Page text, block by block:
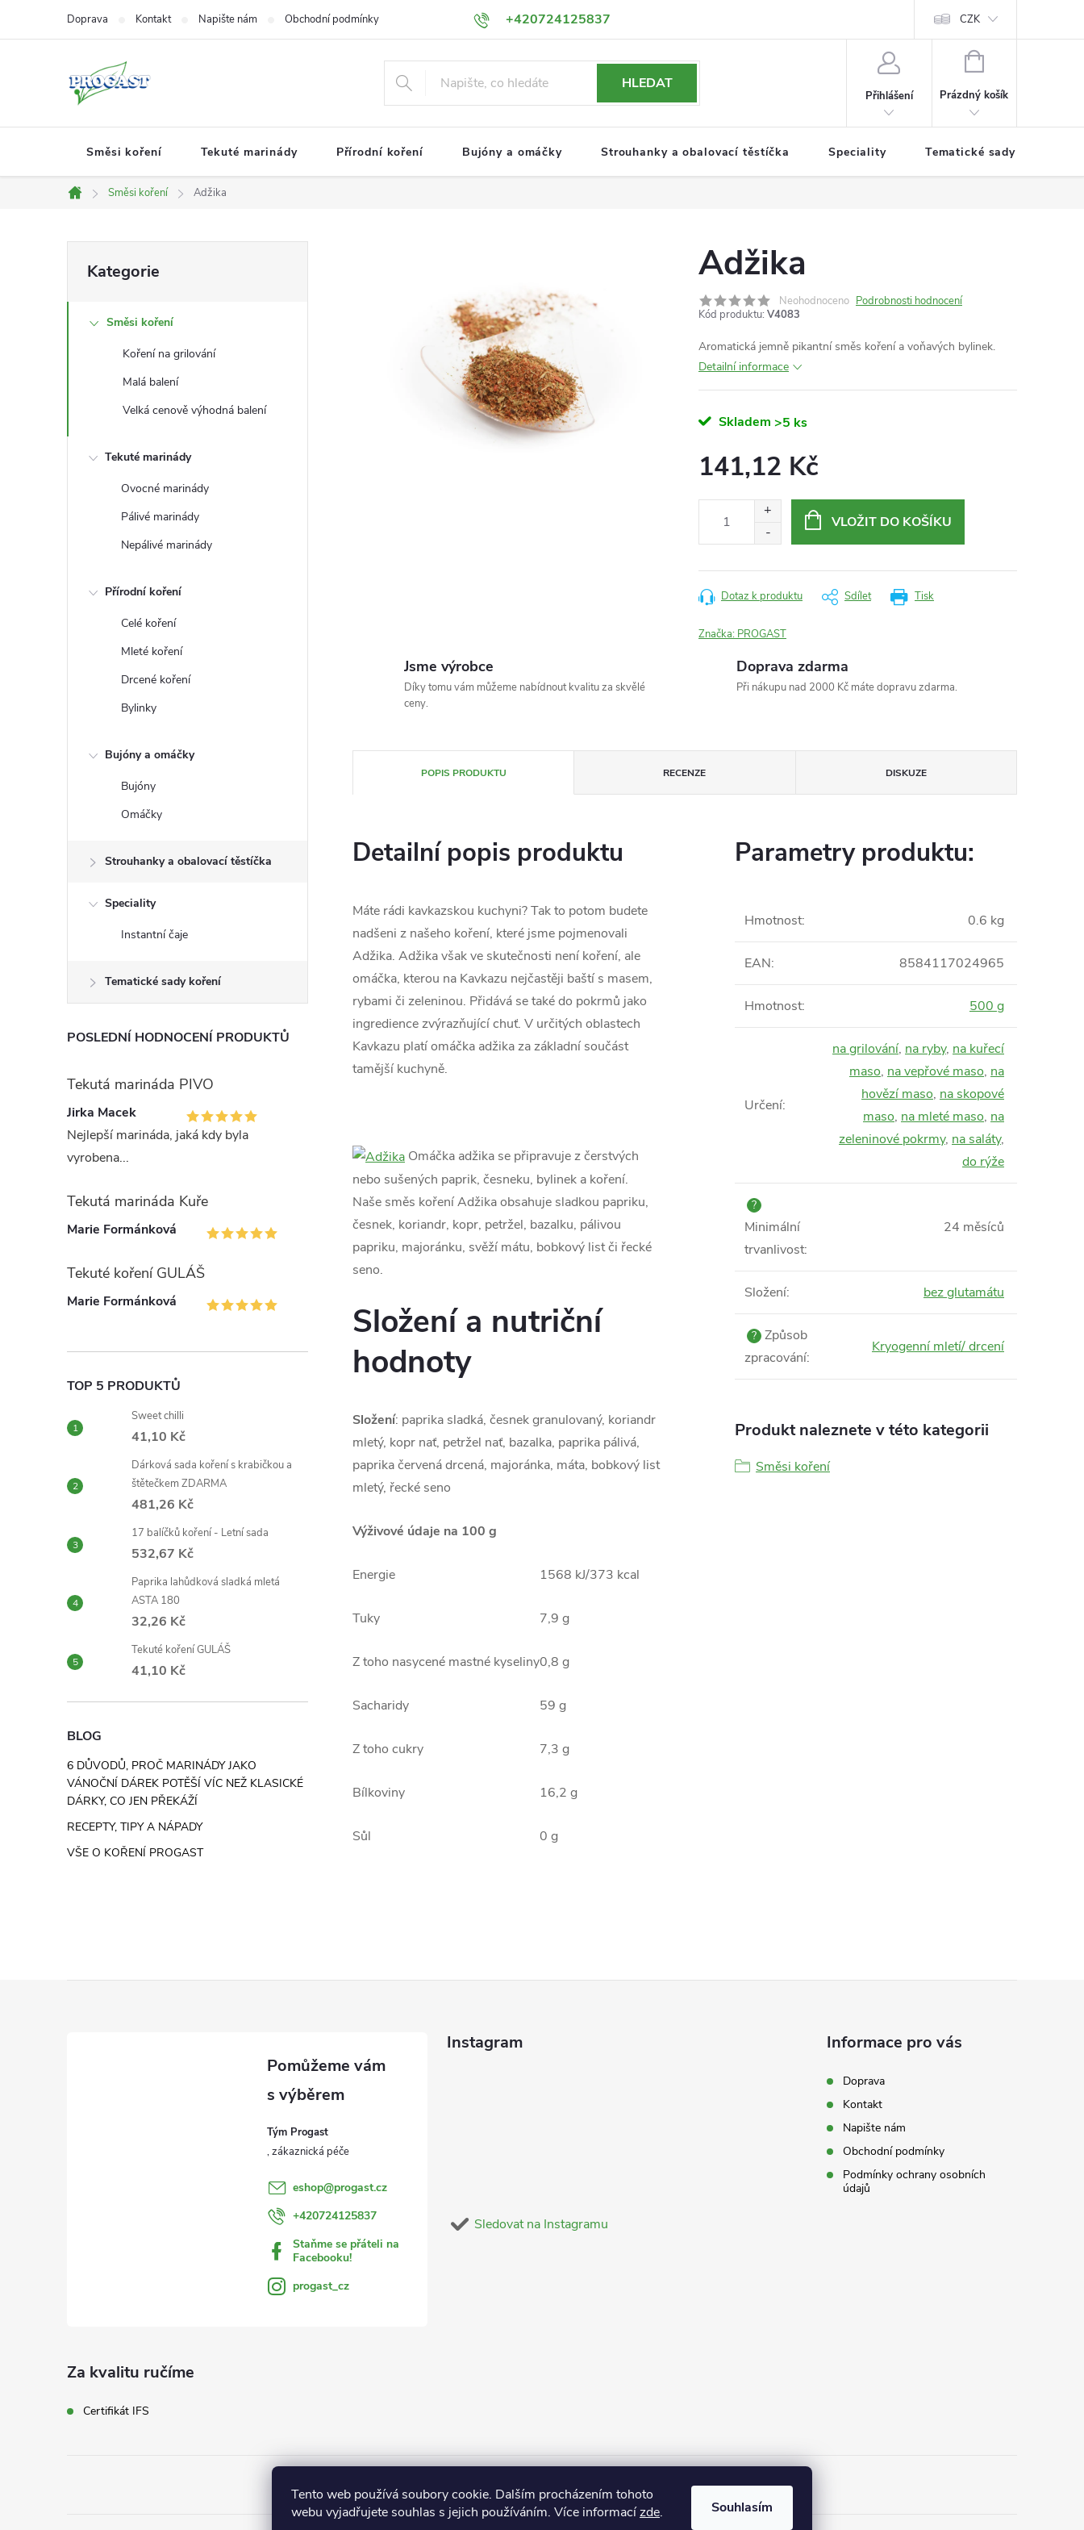
Tento web používá soubory cookie. Dalším procházením tohoto
webu vyjadřujete souhlas s jejich používáním. Více informacízde. Souhlasím
+420724125837
Doprava Kontakt Napište nám Obchodní podmínky Podmínky ochrany osobních údajů CZK
HLEDAT
Přihlášení
NÁKUPNÍ
Prázdný košík
Směsi koření Tekuté marinády Přírodní koření Bujóny a omáčky Strouhanky a obalovací těstíčka Speciality Tematické sady koření
Domů
Směsi koření Adžika
o
kategorie
Kategorie
Směsi koření
Koření na grilování
Malá balení
Velká cenově výhodná balení
Tekuté marinády
Ovocné marinády
Pálivé marinády
Nepálivé marinády
Přírodní koření
Celé koření
Mleté koření
Drcené koření
Bylinky
Bujóny a omáčky
Bujóny
Omáčky
Strouhanky a obalovací těstíčka
Speciality
Instantní čaje
Tematické sady koření
POSLEDNÍ HODNOCENÍ PRODUKTŮ
Tekutá marináda PIVO
Jirka Macek
Nejlepší marináda, jaká kdy byla
vyrobena...
Tekutá marináda Kuře
Marie Formánková
Tekuté koření GULÁŠ
Marie Formánková
TOP 5 PRODUKTŮ
Sweet chilli
41,10 Kč
Dárková sada koření s krabičkou a
štětečkem ZDARMA
481,26 Kč
17 balíčků koření - Letní sada
532,67 Kč
Paprika lahůdková sladká mletá
ASTA 180
32,26 Kč
Tekuté koření GULÁŠ
41,10 Kč
BLOG
6 DŮVODŮ, PROČ MARINÁDY JAKO
VÁNOČNÍ DÁREK POTĚŠÍ VÍC NEŽ KLASICKÉ
DÁRKY, CO JEN PŘEKÁŽÍ
RECEPTY, TIPY A NÁPADY
VŠE O KOŘENÍ PROGAST
Adžika
Neohodnoceno Podrobnosti hodnocení
Kód produktu: V4083
Aromatická jemně pikantní směs koření a voňavých bylinek.
Detailní informace
Skladem >5 ks
141,12 Kč
VLOŽIT DO KOŠÍKU
Tisk
Dotaz k produktu Sdílet
Značka: PROGAST
Jsme výrobce
Díky tomu vám můžeme nabídnout kvalitu za skvělé
ceny.
Doprava zdarma
Při nákupu nad 2000 Kč máte dopravu zdarma.
POPIS PRODUKTU RECENZE DISKUZE
Detailní popis produktu
Máte rádi kavkazskou kuchyni? Tak to potom budete
nadšeni z našeho koření, které jsme pojmenovali
Adžika. Adžika však ve skutečnosti není koření, ale
omáčka, kterou na Kavkazu nejčastěji baští s masem,
rybami či zeleninou. Přidává se také do pokrmů jako
ingredience zvýrazňující chuť. V určitých oblastech
Kavkazu platí omáčka adžika za základní součást
tamější kuchyně.
Omáčka adžika se připravuje z čerstvých
nebo sušených paprik, česneku, bylinek a koření.
Naše směs koření Adžika obsahuje sladkou papriku,
česnek, koriandr, kopr, petržel, bazalku, pálivou
papriku, majoránku, svěží mátu, bobkový list či řecké
seno.
Složení a nutriční
hodnoty
Složení: paprika sladká, česnek granulovaný, koriandr
mletý, kopr nať, petržel nať, bazalka, paprika pálivá,
paprika červená drcená, majoránka, máta, bobkový list
mletý, řecké seno
Výživové údaje na 100 g
Energie 1568 kJ/373 kcal
Tuky
Z toho nasycené mastné kyseliny
7,9 g
0,8 g
Sacharidy
Z toho cukry
59 g
7,3 g
Bílkoviny 16,2 g
Sůl 0 g
Parametry produktu:
Hmotnost: 0.6 kg
EAN: 8584117024965
Hmotnost: 500 g
Určení:
na grilování, na ryby, na kuřecí
maso, na vepřové maso, na
hovězí maso, na skopové
maso, na mleté maso, na
zeleninové pokrmy, na saláty,
do rýže
?
Minimální
trvanlivost:
24 měsíců
Složení: bez glutamátu
? Způsob
zpracování:
Kryogenní mletí/ drcení
Produkt naleznete v této kategorii
Směsi koření
Tým Progast
eshop@progast.cz
+420724125837
Staňme se přáteli na
Facebooku!
progast_cz
Instagram
Sledovat na Instagramu
Informace pro vás
Doprava
Kontakt
Napište nám
Obchodní podmínky
Podmínky ochrany osobních
údajů
Za kvalitu ručíme
Certifikát IFS